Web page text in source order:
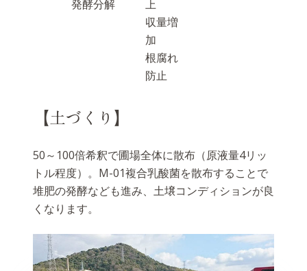
発酵分解
上
収量増
加
根腐れ
防止
【土づくり】
50～100倍希釈で圃場全体に散布（原液量4リッ
トル程度）。M-01複合乳酸菌を散布することで
堆肥の発酵なども進み、土壌コンディションが良
くなります。